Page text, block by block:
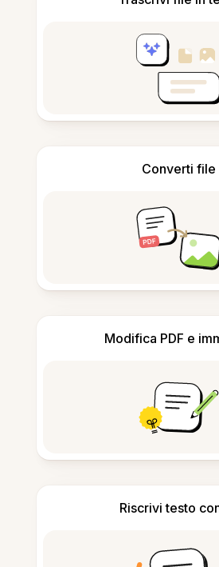
Converti file
Modifica PDF e
Riscrivi testo